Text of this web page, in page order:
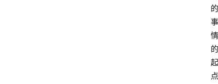
的
事
情
的
起
点